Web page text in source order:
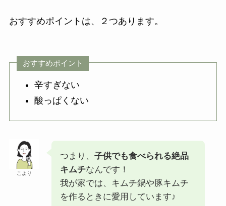
おすすめポイントは、２つあります。
おすすめポイント
辛すぎない
酸っぱくない
こより
つまり、 子供でも食べられる絶品
キムチなんです！
我が家では、キムチ鍋や豚キムチ
を作るときに愛用しています♪